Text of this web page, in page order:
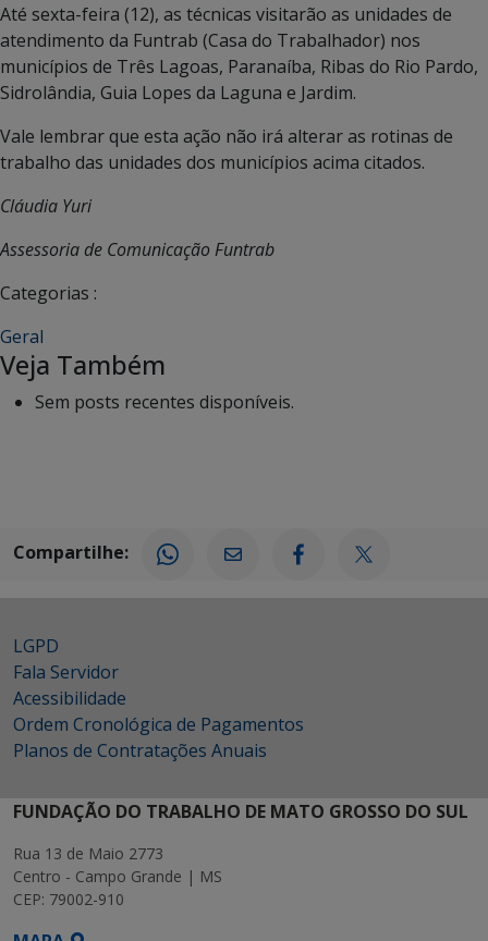
Até sexta-feira (12), as técnicas visitarão as unidades de
atendimento da Funtrab (Casa do Trabalhador) nos
municípios de Três Lagoas, Paranaíba, Ribas do Rio Pardo,
Sidrolândia, Guia Lopes da Laguna e Jardim.
Vale lembrar que esta ação não irá alterar as rotinas de
trabalho das unidades dos municípios acima citados.
Cláudia Yuri
Assessoria de Comunicação Funtrab
Categorias :
Geral
Veja Também
Sem posts recentes disponíveis.
Compartilhe:
LGPD
Fala Servidor
Acessibilidade
Ordem Cronológica de Pagamentos
Planos de Contratações Anuais
FUNDAÇÃO DO TRABALHO DE MATO GROSSO DO SUL
Rua 13 de Maio 2773
Centro - Campo Grande | MS
CEP: 79002-910